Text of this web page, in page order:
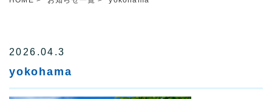
2026.04.3
yokohama